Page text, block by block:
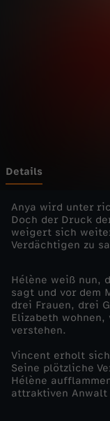
t
h
e
r
-
e
Details
Anya wird unter
Doch der Druck
weigert sich
Verdächtigen zu
Hélène weiß nun,
sagt und vor dem
drei Frauen, drei
Elizabeth
verstehen.
Vincent erholt
Seine plötzliche
Hélène
attraktiven